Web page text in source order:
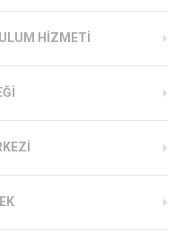
HIZMETI